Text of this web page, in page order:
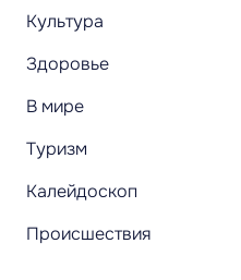
Культура
Здоровье
В мире
Туризм
Калейдоскоп
Происшествия